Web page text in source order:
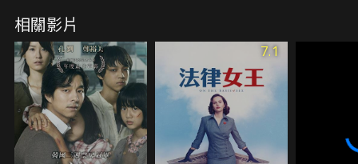
相關影片
7.1